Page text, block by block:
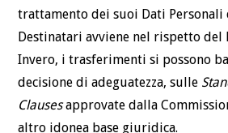
trattamento dei suoi Dati
Destinatari avviene nel rispetto del
Invero, i trasferimenti si possono
decisione di adeguatezza, sulle
Clausesapprovate dalla
altro idonea base giuridica.